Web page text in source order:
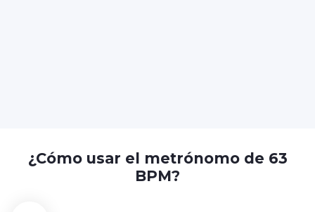
¿Cómo usar el metrónomo de 63
BPM?